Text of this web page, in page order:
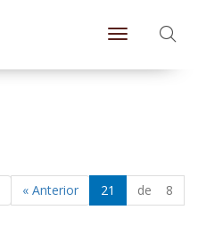
Toggle
« Anterior 21 de 8